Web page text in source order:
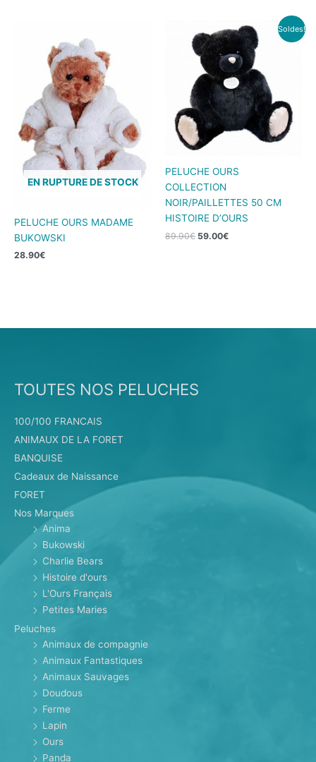
EN RUPTURE DE STOCK
PELUCHE OURS MADAME
BUKOWSKI
28.90€
Soldes!
PELUCHE OURS
COLLECTION
NOIR/PAILLETTES 50 CM
HISTOIRE D’OURS
89.90€
prix
initial
était :
89.90€.
59.00€
prix
actuel
est :
59.00€.
TOUTES NOS PELUCHES
100/100 FRANCAIS
ANIMAUX DE LA FORET
BANQUISE
Cadeaux de Naissance
FORET
Nos Marques
Anima
Bukowski
Charlie Bears
Histoire d'ours
L'Ours Français
Petites Maries
Peluches
Animaux de compagnie
Animaux Fantastiques
Animaux Sauvages
Doudous
Ferme
Lapin
Ours
Panda